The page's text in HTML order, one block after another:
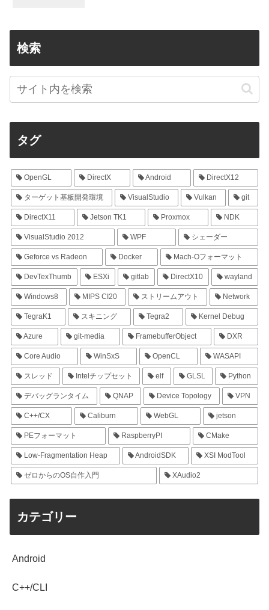
検索
タグ
OpenGL DirectX Android DirectX12
ターゲット基板開発環境 VisualStudio Vulkan git
DirectX11 Jetson TK1 Proxmox NDK
VisualStudio 2012 WPF シェーダー
Geforce vs Radeon Docker Mach-Oフォーマット
DevTexThumb ESXi gitlab DirectX10 wayland
Windows8 MIPS CI20 ストリームアウト Network
TegraK1 スキニング Tegra2 Kernel Debug
Azure git-media FramebufferObject DXR
Core Audio WinSxS OpenCL WASAPI
スレッド Intelチップセット elf GLSL Python
デバッグランタイム QNAP Device Topology VPN
C++/CX Caliburn WebGL jetson
PEフォーマット RaspberryPI CMake
Low-Fragmentation Heap AndroidSDK XSI ModTool
ゼロからのOS自作入門 XAudio2
カテゴリー
Android
C++/CLI